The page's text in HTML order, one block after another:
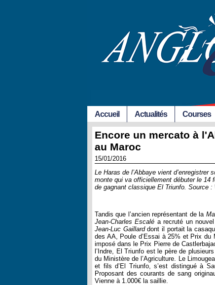
Accueil Actualités Courses
Encore un mercato à
au Maroc
15/01/2016
Le Haras de l’Abbaye vient d’enregistrer
monte qui va officiellement débuter le 14
de gagnant classique El Triunfo. Source
Tandis que l’ancien représentant de la
Jean-Charles Escalé a recruté un
Jean-Luc Gaillarddont il portait la
des AA, Poule d’Essai à 25% et Prix du
imposé dans le Prix Pierre de
l’Indre, El Triunfo est le père de
du Ministère de l’Agriculture. Le
et fils d’El Triunfo, s’est distingué à
Proposant des courants de sang
Vienne à 1.000€ la saillie.